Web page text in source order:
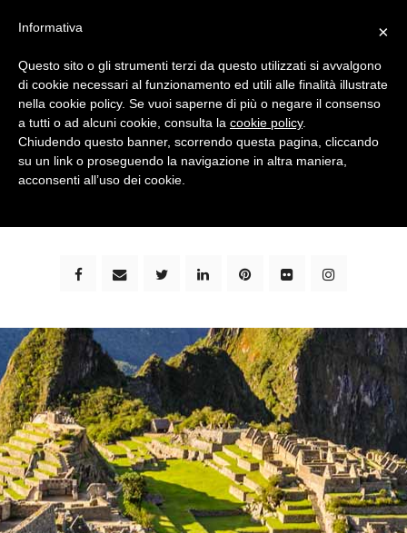
bimbi e viaggi - family travel blog: community #1 in
×
Informativa
Questo sito o gli strumenti terzi da questo utilizzati si avvalgono
di cookie necessari al funzionamento ed utili alle finalità illustrate
nella cookie policy. Se vuoi saperne di più o negare il consenso
a tutti o ad alcuni cookie, consulta la cookie policy.
Chiudendo questo banner, scorrendo questa pagina, cliccando
su un link o proseguendo la navigazione in altra maniera,
acconsenti all’uso dei cookie.